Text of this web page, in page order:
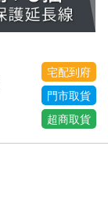
宅配到府
門市取貨
超商取貨